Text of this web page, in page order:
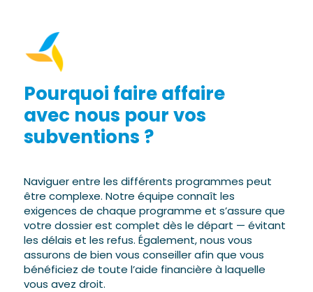
Pourquoi faire affaire
avec nous pour vos
subventions ?
Naviguer entre les différents programmes peut
être complexe. Notre équipe connaît les
exigences de chaque programme et s’assure que
votre dossier est complet dès le départ — évitant
les délais et les refus. Également, nous vous
assurons de bien vous conseiller afin que vous
bénéficiez de toute l’aide financière à laquelle
vous avez droit.